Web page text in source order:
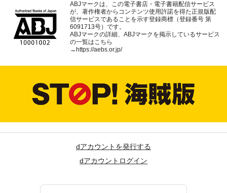
ABJマークは、この電子書店・電子書籍配信サービス
が、著作権者からコンテンツ使用許諾を得た正規版配
信サービスであることを示す登録商標（登録番号 第
6091713号）です。
ABJマークの詳細、ABJマークを掲示しているサービス
の一覧はこちら
→ https://aebs.or.jp/
dアカウントを発行する
dアカウントログイン